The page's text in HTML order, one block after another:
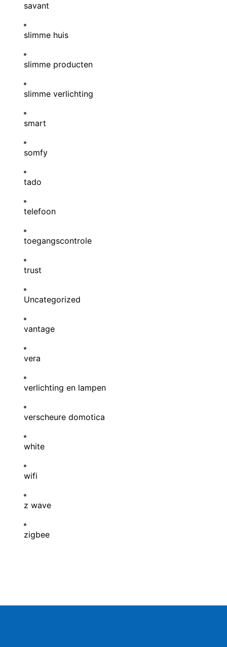
savant
slimme huis
slimme producten
slimme verlichting
smart
somfy
tado
telefoon
toegangscontrole
trust
Uncategorized
vantage
vera
verlichting en lampen
verscheure domotica
white
wifi
z wave
zigbee